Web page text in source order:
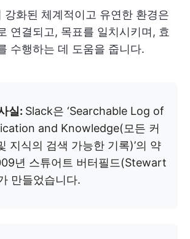
강화된 체계적이고 유연한 환경은
연결되고, 목표를 일치시키며, 효
수행하는 데 도움을 줍니다.
실: Slack은 ‘Searchable Log of
and Knowledge(모든 커
지식의 검색 가능한 기록)’의 약
년 스튜어트 버터필드(Stewart
만들었습니다.